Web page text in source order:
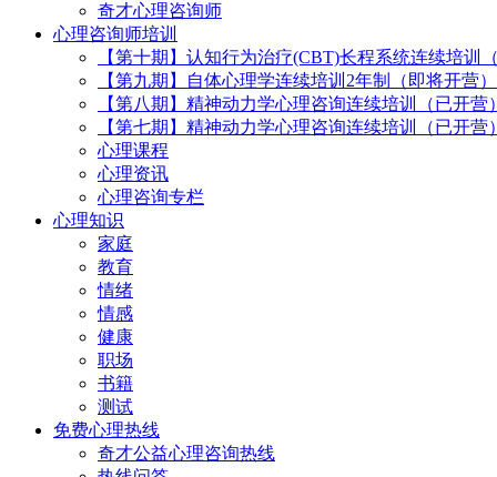
奇才心理咨询师
心理咨询师培训
【第十期】认知行为治疗(CBT)长程系统连续培训
【第九期】自体心理学连续培训2年制（即将开营）
【第八期】精神动力学心理咨询连续培训（已开营）
【第七期】精神动力学心理咨询连续培训（已开营）
心理课程
心理资讯
心理咨询专栏
心理知识
家庭
教育
情绪
情感
健康
职场
书籍
测试
免费心理热线
奇才公益心理咨询热线